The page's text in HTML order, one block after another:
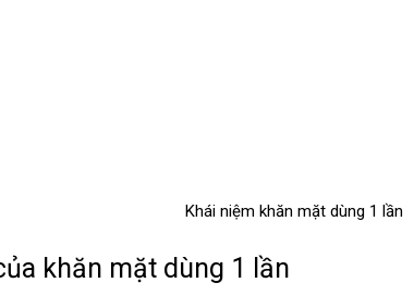
Khái niệm khăn mặt dùng 1 lần
khăn mặt dùng 1 lần